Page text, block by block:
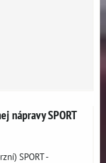
nápravy SPORT
SPORT -